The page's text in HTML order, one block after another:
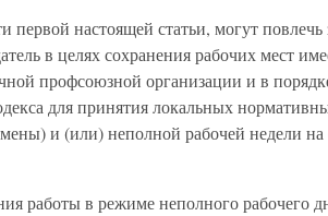
первой настоящей статьи, могут повлечь
в целях сохранения рабочих мест
профсоюзной организации и в
для принятия локальных
и (или) неполной рабочей недели на
работы в режиме неполного рабочего